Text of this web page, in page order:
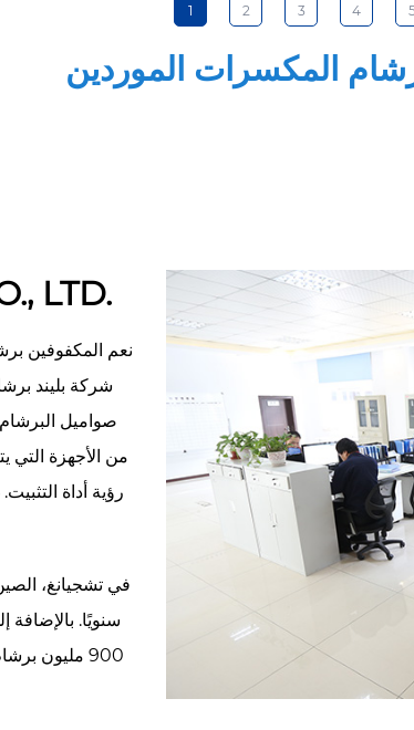
1 2 3 4
المكسرات الموردين
LTD.
نعم المكفوفين
شركة بليند
صواميل
من الأجهزة التي
رؤية أداة